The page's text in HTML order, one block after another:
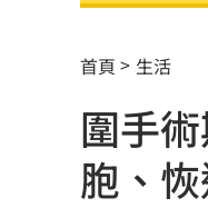
蔣萬安
筆記
軍公教
首頁 生活
圍手
胞、